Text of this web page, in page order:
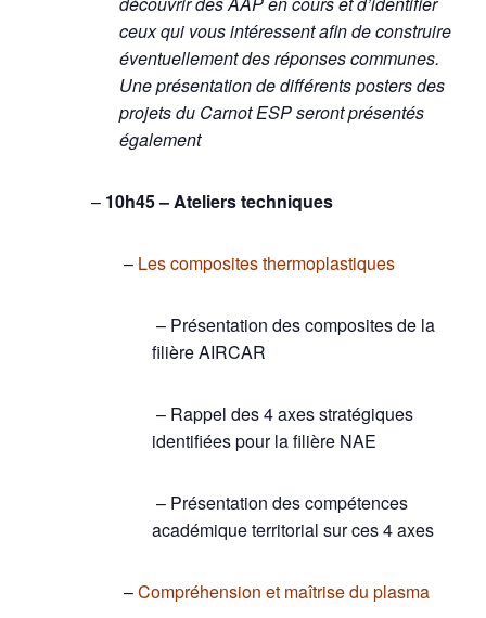
ceux qui vous intéressent afin de construire
éventuellement des réponses communes.
Une présentation de différents posters des
projets du Carnot ESP seront présentés
également
– 10h45 – Ateliers techniques
– Les composites thermoplastiques
– Présentation des composites de la
filière AIRCAR
– Rappel des 4 axes stratégiques
identifiées pour la filière NAE
– Présentation des compétences
académique territorial sur ces 4 axes
–Compréhension et maîtrise du plasma